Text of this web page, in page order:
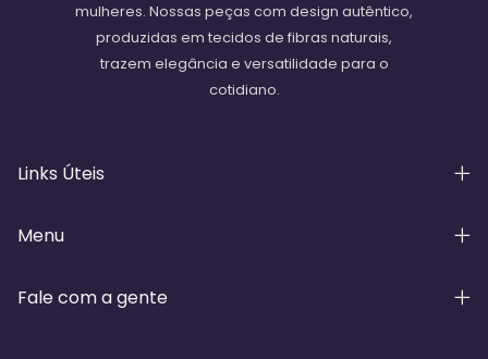
mulheres. Nossas peças com design autêntico,
produzidas em tecidos de fibras naturais,
trazem elegância e versatilidade para o
cotidiano.
Links Úteis
Menu
Fale com a gente